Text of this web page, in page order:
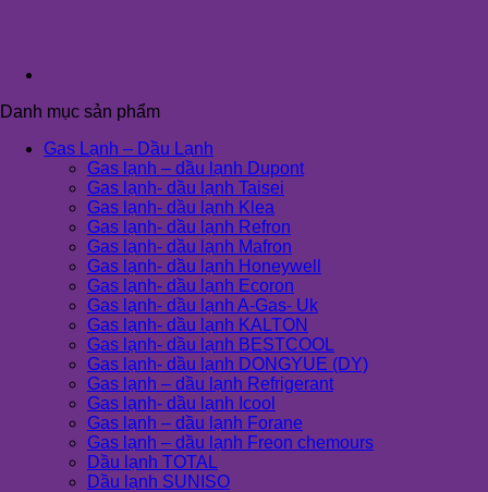
Danh mục sản phẩm
Gas Lạnh – Dầu Lạnh
Gas lạnh – dầu lạnh Dupont
Gas lạnh- dầu lạnh Taisei
Gas lạnh- dầu lạnh Klea
Gas lạnh- dầu lạnh Refron
Gas lạnh- dầu lạnh Mafron
Gas lạnh- dầu lạnh Honeywell
Gas lạnh- dầu lạnh Ecoron
Gas lạnh- dầu lạnh A-Gas- Uk
Gas lạnh- dầu lạnh KALTON
Gas lạnh- dầu lạnh BESTCOOL
Gas lạnh- dầu lạnh DONGYUE (DY)
Gas lạnh – dầu lạnh Refrigerant
Gas lạnh- dầu lạnh Icool
Gas lạnh – dầu lạnh Forane
Gas lạnh – dầu lạnh Freon chemours
Dầu lạnh TOTAL
Dầu lạnh SUNISO